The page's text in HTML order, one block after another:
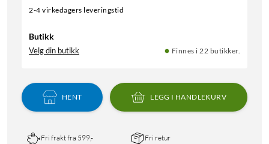
2-4 virkedagers leveringstid
Butikk
Velg din butikk Finnes i 22 butikker.
HENT LEGG I HANDLEKURV
Fri frakt fra 599,- Fri retur